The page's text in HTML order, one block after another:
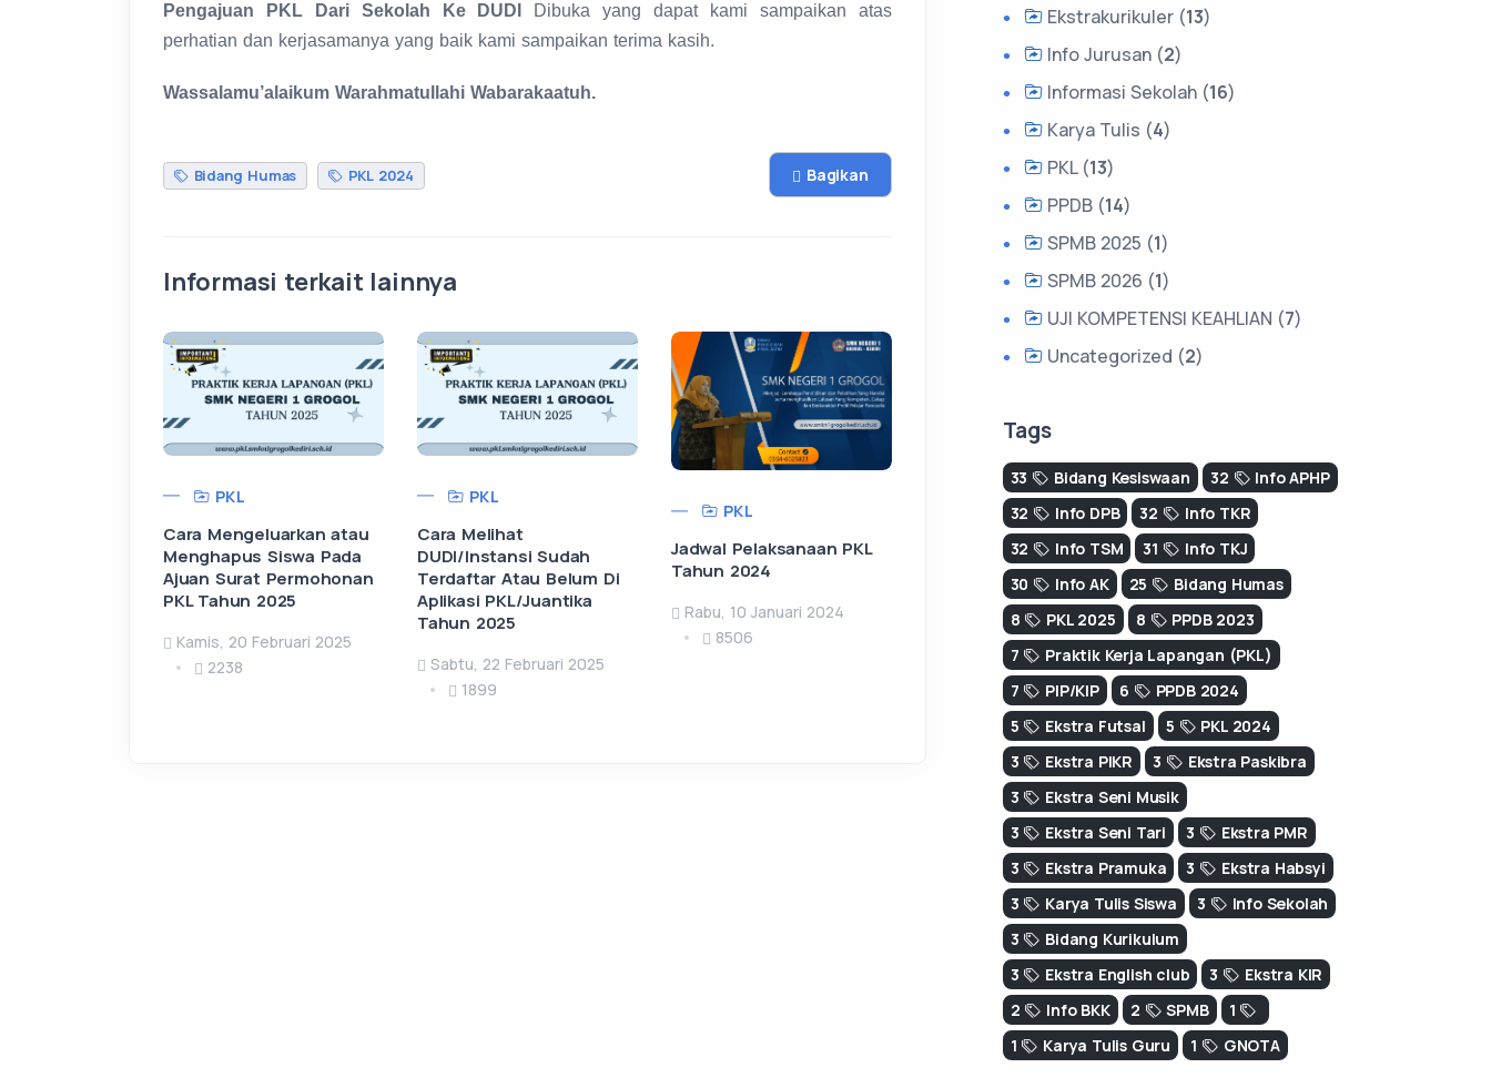
Pengajuan PKL Dari Sekolah Ke DUDI
Dibuka
yang dapat kami sampaikan atas
perhatian dan kerjasamanya yang baik kami sampaikan terima kasih.
Wassalamu’alaikum Warahmatullahi Wabarakaatuh.
Bidang Humas PKL 2024 Bagikan
Informasi terkait lainnya
PKL
Cara Mengeluarkan atau
Menghapus Siswa Pada
Ajuan Surat Permohonan
PKL Tahun 2025
Kamis, 20 Februari 2025
2238
PKL
Cara Melihat
DUDI/Instansi Sudah
Terdaftar Atau Belum Di
Aplikasi PKL/Juantika
Tahun 2025
Sabtu, 22 Februari 2025
1899
PKL
Jadwal Pelaksanaan PKL
Tahun 2024
Rabu, 10 Januari 2024
8506
Ekstrakurikuler (13)
Info Jurusan (2)
Informasi Sekolah (16)
Karya Tulis (4)
PKL (13)
PPDB (14)
SPMB 2025 (1)
SPMB 2026 (1)
UJI KOMPETENSI KEAHLIAN (7)
Uncategorized (2)
Tags
33 Bidang Kesiswaan 32
Info APHP
32
Info DPB 32
Info TKR
32
Info TSM 31
Info TKJ
30
Info AK 25
Bidang Humas
8
PKL 2025 8
PPDB 2023
7
Praktik Kerja Lapangan (PKL)
7
PIP/KIP 6
PPDB 2024
5
Ekstra Futsal 5
PKL 2024
3
Ekstra PIKR 3
Ekstra Paskibra
3
Ekstra Seni Musik
3
Ekstra Seni Tari 3
Ekstra PMR
3
Ekstra Pramuka 3
Ekstra Habsyi
3
Karya Tulis Siswa 3
Info Sekolah
3
Bidang Kurikulum
3
Ekstra English club 3
Ekstra KIR
2
Info BKK 2 SPMB
1
1
Karya Tulis Guru 1 GNOTA